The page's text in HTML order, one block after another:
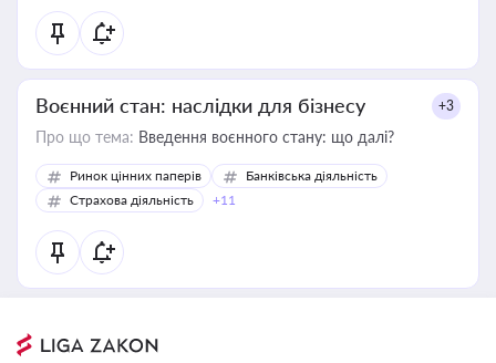
Воєнний стан: наслідки для бізнесу +3
Про що тема: Введення воєнного стану: що далі?
Ринок цінних паперів
Банківська діяльність
Страхова діяльність
+11